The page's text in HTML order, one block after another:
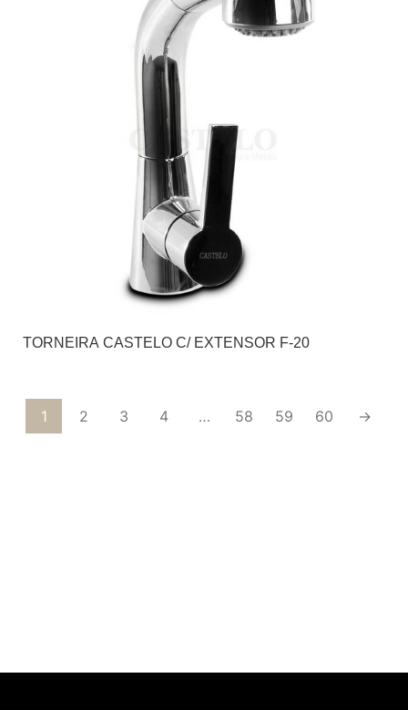
TORNEIRA CASTELO C/ EXTENSOR F-20
1 2 3 4 … 58 59 60 →